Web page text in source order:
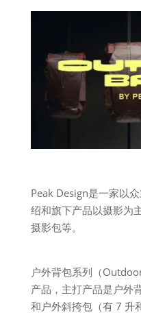
Peak Design是一家以
绍和旗下产品以摄影为
摄影包等。
户外背包系列（
产品，主打产品是户外
和户外斜挎包（有 7 升